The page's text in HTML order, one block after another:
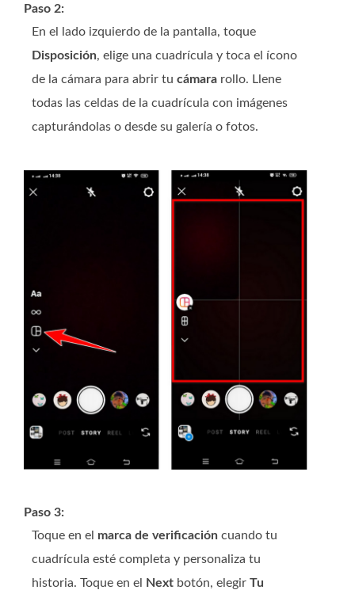
Paso 2:
En el lado izquierdo de la pantalla, toque
Disposición, elige una cuadrícula y toca el ícono
de la cámara para abrir tu cámara rollo. Llene
todas las celdas de la cuadrícula con imágenes
capturándolas o desde su galería o fotos.
Paso 3:
Toque en el marca de verificación cuando tu
cuadrícula esté completa y personaliza tu
historia. Toque en el
Next botón, elegir Tu